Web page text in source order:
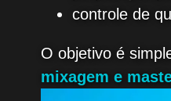
controle de
O objetivo é
mixagem e